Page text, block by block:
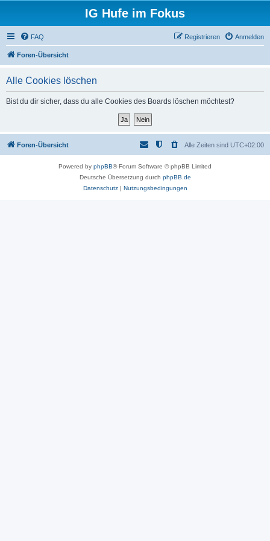
IG Hufe im Fokus
FAQ Anmelden
Registrieren
Foren-Übersicht
Alle Cookies löschen
Bist du dir sicher, dass du alle Cookies des Boards löschen möchtest?
Foren-Übersicht Alle Zeiten sind UTC+02:00
Powered by phpBB® Forum Software © phpBB Limited
Deutsche Übersetzung durch phpBB.de
Datenschutz| Nutzungsbedingungen